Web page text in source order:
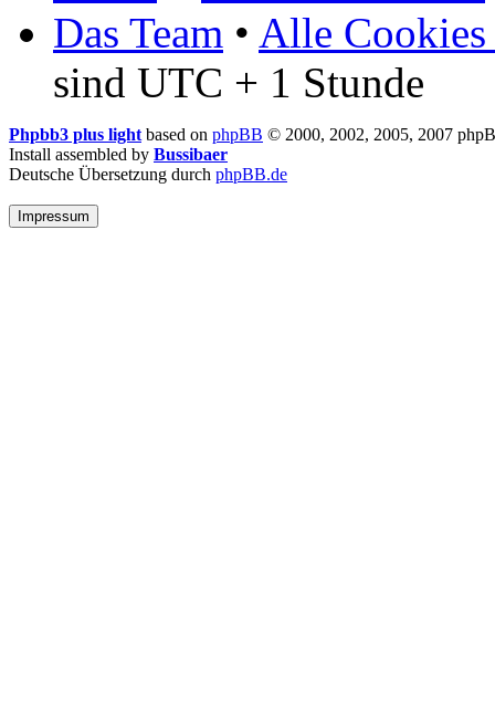
Das Team • Alle Cookies
sind UTC + 1 Stunde
Phpbb3 plus light based on phpBB © 2000, 2002, 2005, 2007
Install assembled by Bussibaer
Deutsche Übersetzung durch phpBB.de